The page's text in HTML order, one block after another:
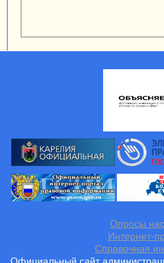
Опросы
Интернет-
Справочная